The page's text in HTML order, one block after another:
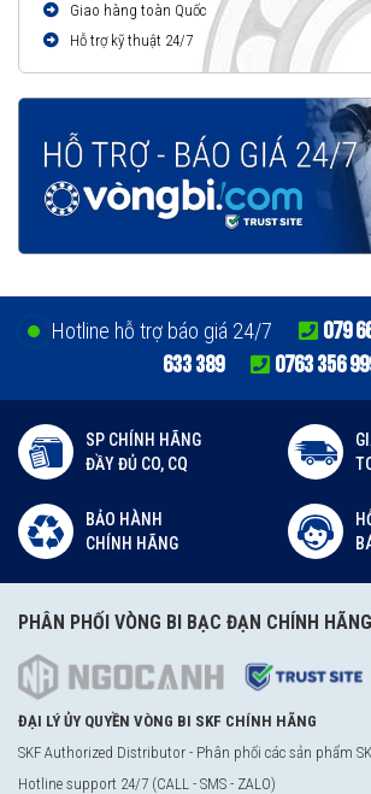
Giao hàng toàn Quốc
Hỗ trợ kỹ thuật 24/7
Hotline hỗ trợ báo giá 24/7 079
633 389
0763 356
SP CHÍNH HÃNG
ĐẦY ĐỦ CO, CQ
BẢO HÀNH
CHÍNH HÃNG
PHÂN PHỐI VÒNG BI BẠC ĐẠN CHÍNH
ĐẠI LÝ ỦY QUYỀN VÒNG BI SKF CHÍNH HÃNG
SKF Authorized Distributor - Phân phối các sản phẩm
Hotline support 24/7 (CALL - SMS - ZALO)